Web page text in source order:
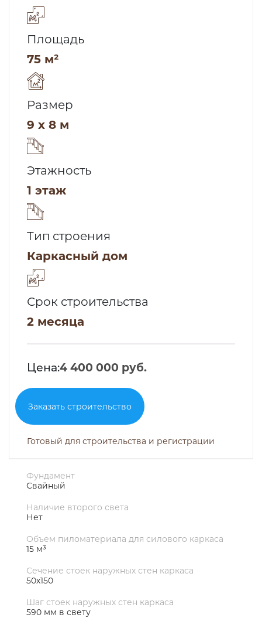
Площадь
75 м²
Размер
9 x 8 м
Этажность
1 этаж
Тип строения
Каркасный дом
Срок строительства
2 месяца
Цена:4 400 000 руб.
Заказать строительство
Готовый для строительства и регистрации
Фундамент
Свайный
Наличие второго света
Нет
Объем пиломатериала для силового каркаса
15 м³
Сечение стоек наружных стен каркаса
50х150
Шаг стоек наружных стен каркаса
590 мм в свету